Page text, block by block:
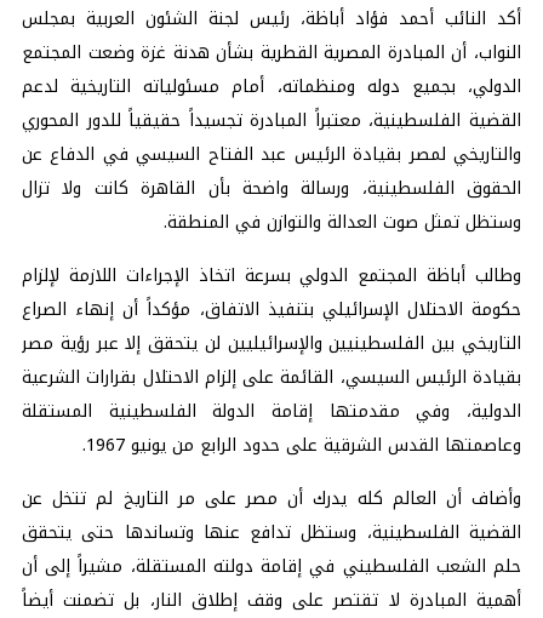
أكد النائب أحمد فؤاد أباظة، رئيس لجنة الشئون العربية بمجلس
النواب، أن المبادرة المصرية القطرية بشأن هدنة غزة وضعت المجتمع
الدولي، بجميع دوله ومنظماته، أمام مسئولياته التاريخية لدعم
القضية الفلسطينية، معتبراً المبادرة تجسيداً حقيقياً للدور المحوري
والتاريخي لمصر بقيادة الرئيس عبد الفتاح السيسي في الدفاع عن
الحقوق الفلسطينية، ورسالة واضحة بأن القاهرة كانت ولا تزال
وستظل تمثل صوت العدالة والتوازن في المنطقة.
وطالب أباظة المجتمع الدولي بسرعة اتخاذ الإجراءات اللازمة لإلزام
حكومة الاحتلال الإسرائيلي بتنفيذ الاتفاق، مؤكداً أن إنهاء الصراع
التاريخي بين الفلسطينيين والإسرائيليين لن يتحقق إلا عبر رؤية مصر
بقيادة الرئيس السيسي، القائمة على إلزام الاحتلال بقرارات الشرعية
الدولية، وفي مقدمتها إقامة الدولة الفلسطينية المستقلة
وعاصمتها القدس الشرقية على حدود الرابع من يونيو 1967.
وأضاف أن العالم كله يدرك أن مصر على مر التاريخ لم تتخل عن
القضية الفلسطينية، وستظل تدافع عنها وتساندها حتى يتحقق
حلم الشعب الفلسطيني في إقامة دولته المستقلة، مشيراً إلى أن
أهمية المبادرة لا تقتصر على وقف إطلاق النار، بل تضمنت أيضاً